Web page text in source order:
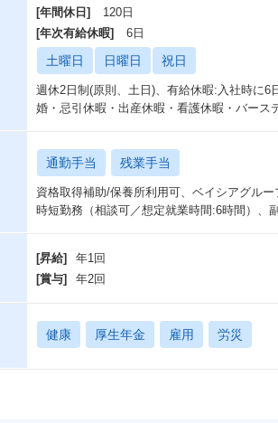
[年間休日]
120日
[年次有給休暇]
6日
土曜日 日曜日 祝日
週休2日制(原則、土日)、有給休暇:入社時に
婚・忌引休暇・出産休暇・看護休暇・バー
通勤手当 残業手当
資格取得補助/保養所利用可、ベイシアグル
時短勤務（相談可／想定就業時間:6時間）、
[昇給]
年1回
[賞与]
年2回
健康 厚生年金 雇用 労災